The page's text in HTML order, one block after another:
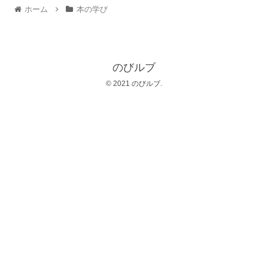
ホーム 本の学び
のびルブ
© 2021 のびルブ.